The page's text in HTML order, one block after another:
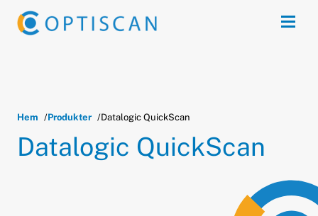
Skip to main content
Hem Produkter Datalogic QuickScan
Datalogic QuickScan